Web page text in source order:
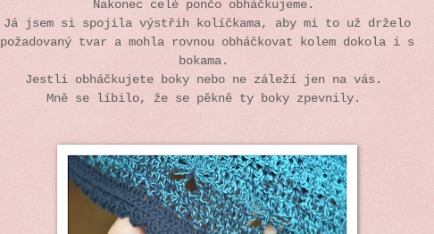
Nakonec celé pončo obháčkujeme.
Já jsem si spojila výstřih kolíčkama, aby mi to už drželo
požadovaný tvar a mohla rovnou obháčkovat kolem dokola i s
bokama.
Jestli obháčkujete boky nebo ne záleží jen na vás.
Mně se líbilo, že se pěkně ty boky zpevnily.